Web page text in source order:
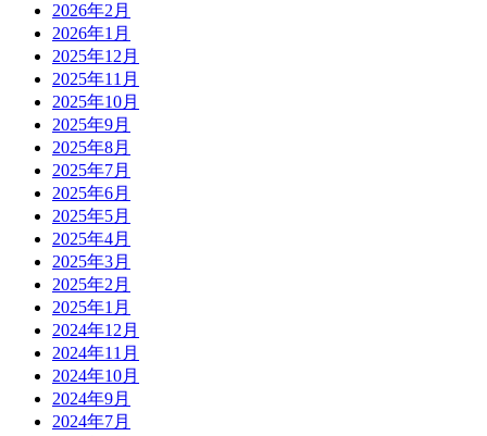
2026年2月
2026年1月
2025年12月
2025年11月
2025年10月
2025年9月
2025年8月
2025年7月
2025年6月
2025年5月
2025年4月
2025年3月
2025年2月
2025年1月
2024年12月
2024年11月
2024年10月
2024年9月
2024年7月